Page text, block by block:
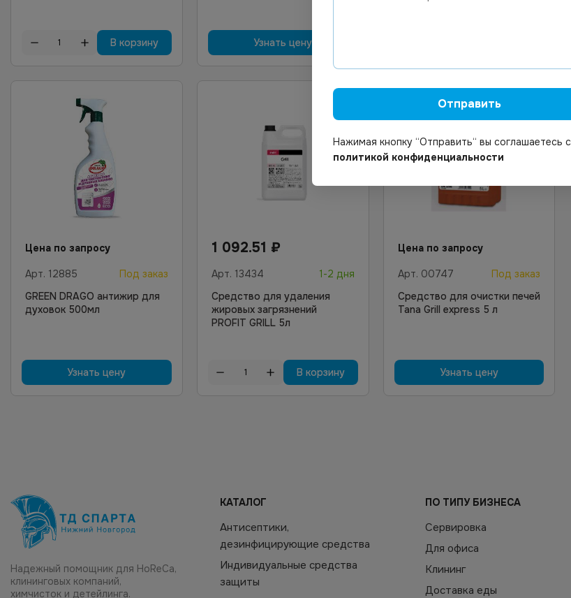
В корзину Узнать цену
Цена по запросу
Арт. 12885
Под заказ
GREEN DRAGO антижир для
духовок 500мл
Узнать цену
1 092.51 ₽
Арт. 13434
1-2 дня
Средство для удаления
жировых загрязнений
PROFIT GRILL 5л
В корзину
Цена по запросу
Арт. 00747
Под заказ
Средство для очистки печей
Tana Grill express 5 л
Узнать цену
Надежный помощник для HoReCa,
клининговых компаний,
химчисток и детейлинга.
КАТАЛОГ
Антисептики,
дезинфицирующие средства
Индивидуальные средства
защиты
ПО ТИПУ БИЗНЕСА
Сервировка
Для офиса
Клининг
Доставка еды
Отправить
Нажимая кнопку “Отправить“ вы соглашаетесь с
политикой конфиденциальности